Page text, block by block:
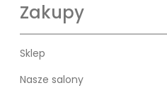
Zakupy
Sklep
Nasze salony